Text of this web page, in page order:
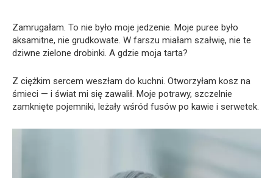
Zamrugałam. To nie było moje jedzenie. Moje puree było
aksamitne, nie grudkowate. W farszu miałam szałwię, nie te
dziwne zielone drobinki. A gdzie moja tarta?
Z ciężkim sercem weszłam do kuchni. Otworzyłam kosz na
śmieci — i świat mi się zawalił. Moje potrawy, szczelnie
zamknięte pojemniki, leżały wśród fusów po kawie i serwetek.